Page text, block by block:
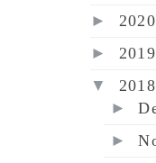
► 2020
► 2019
▼ 2018
►
►